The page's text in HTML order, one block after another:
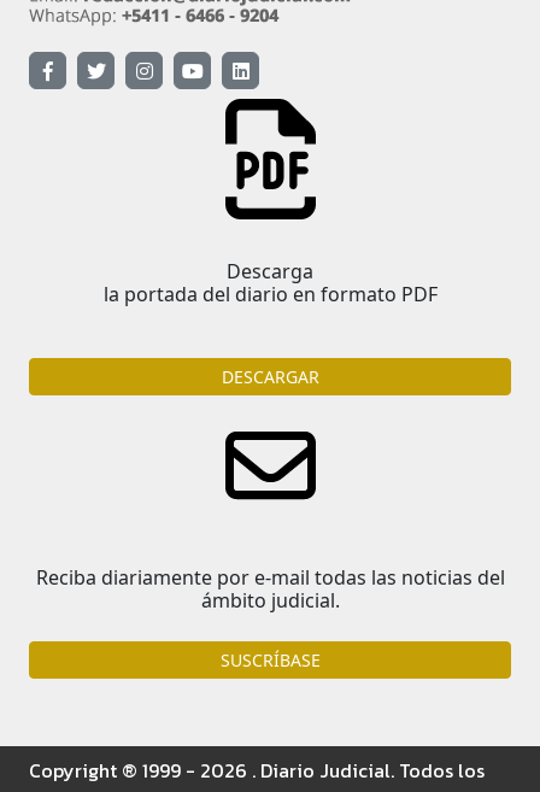
Descarga
la portada del diario en formato PDF
DESCARGAR
Reciba diariamente por e-mail todas las noticias del
ámbito judicial.
SUSCRÍBASE
Copyright ® 1999 - 2026 . Diario Judicial. Todos los